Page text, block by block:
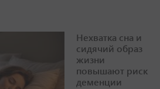
Нехватка сна и
сидячий образ
жизни
повышают риск
деменции